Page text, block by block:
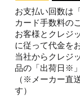
お支払い回数は
カード手数料の
お客様とクレジ
に従って代金を
当社からクレジ
品の「出荷日※
（※メーカー直
す）